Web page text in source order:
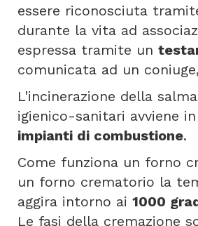
essere riconosciuta
durante la vita ad
espressa tramite un
comunicata ad un
L'incinerazione della
igienico-sanitari avviene
impianti di combustione.
Come funziona un forno
un forno crematorio la
aggira intorno ai 1000
Le fasi della cremazione